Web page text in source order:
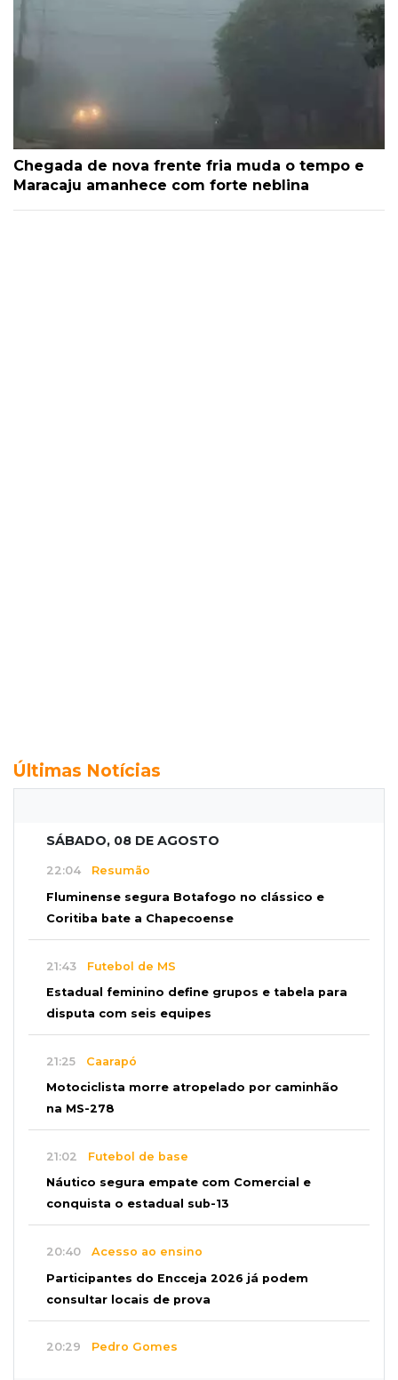
Chegada de nova frente fria muda o tempo e
Maracaju amanhece com forte neblina
Últimas Notícias
SÁBADO, 08 DE AGOSTO
22:04 Resumão
Fluminense segura Botafogo no clássico e
Coritiba bate a Chapecoense
21:43 Futebol de MS
Estadual feminino define grupos e tabela para
disputa com seis equipes
21:25 Caarapó
Motociclista morre atropelado por caminhão
na MS-278
21:02 Futebol de base
Náutico segura empate com Comercial e
conquista o estadual sub-13
20:40 Acesso ao ensino
Participantes do Encceja 2026 já podem
consultar locais de prova
20:29 Pedro Gomes